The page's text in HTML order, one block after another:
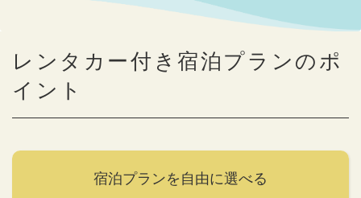
レンタカー付き宿泊プランのポ
イント
宿泊プランを 自由に選べる